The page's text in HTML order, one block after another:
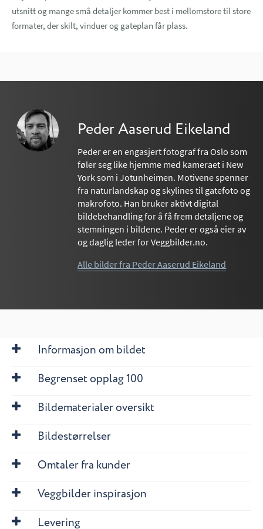
utsnitt og mange små detaljer kommer best i mellomstore til store
formater, der skilt, vinduer og gateplan får plass.
Peder Aaserud Eikeland
Peder er en engasjert fotograf fra Oslo som
føler seg like hjemme med kameraet i New
York som i Jotunheimen. Motivene spenner
fra naturlandskap og skylines til gatefoto og
makrofoto. Han bruker aktivt digital
bildebehandling for å få frem detaljene og
stemningen i bildene. Peder er også eier av
og daglig leder for Veggbilder.no.
Alle bilder fra Peder Aaserud Eikeland
Informasjon om bildet
Begrenset opplag 100
Bildematerialer oversikt
Bildestørrelser
Omtaler fra kunder
Veggbilder inspirasjon
Levering